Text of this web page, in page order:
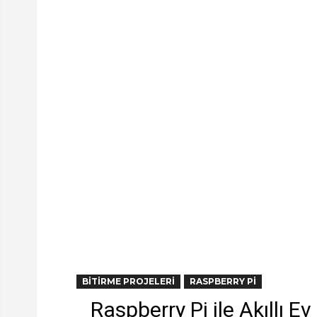
BITIRME PROJELERI RASPBERRY PI
Raspberry Pi ile Akıllı